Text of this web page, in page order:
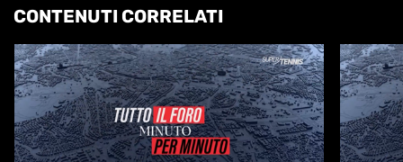
CONTENUTI CORRELATI